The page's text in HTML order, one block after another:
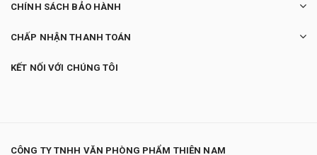
CHÍNH SÁCH BẢO HÀNH
CHẤP NHẬN THANH TOÁN
KẾT NỐI VỚI CHÚNG TÔI
CÔNG TY TNHH VĂN PHÒNG PHẨM THIÊN NAM